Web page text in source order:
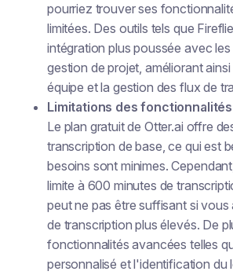
pourriez trouver ses
limitées. Des outils tels que
intégration plus poussée avec
gestion de projet, améliorant
équipe et la gestion des flux de
Limitations des
Le plan gratuit de Otter.ai offre
transcription de base, ce qui est
besoins sont minimes.
limite à 600 minutes de
peut ne pas être suffisant si
de transcription plus élevés. De
fonctionnalités avancées telles
personnalisé et l'identification du